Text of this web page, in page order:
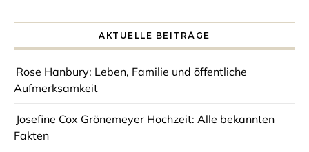
AKTUELLE BEITRÄGE
Rose Hanbury: Leben, Familie und öffentliche
Aufmerksamkeit
Josefine Cox Grönemeyer Hochzeit: Alle bekannten
Fakten